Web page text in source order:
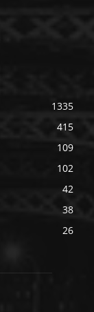
1335
415
109
102
42
38
26